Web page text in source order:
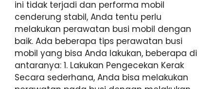
ini tidak terjadi dan performa mobil
cenderung stabil, Anda tentu perlu
melakukan perawatan busi mobil dengan
baik. Ada beberapa tips perawatan busi
mobil yang bisa Anda lakukan, beberapa di
antaranya: 1. Lakukan Pengecekan Kerak
Secara sederhana, Anda bisa melakukan